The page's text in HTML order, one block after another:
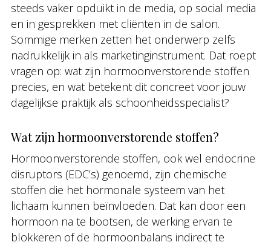
steeds vaker opduikt in de media, op social media
en in gesprekken met cliënten in de salon.
Sommige merken zetten het onderwerp zelfs
nadrukkelijk in als marketinginstrument. Dat roept
vragen op: wat zijn hormoonverstorende stoffen
precies, en wat betekent dit concreet voor jouw
dagelijkse praktijk als schoonheidsspecialist?
Wat zijn hormoonverstorende stoffen?
Hormoonverstorende stoffen, ook wel endocrine
disruptors (EDC’s) genoemd, zijn chemische
stoffen die het hormonale systeem van het
lichaam kunnen beïnvloeden. Dat kan door een
hormoon na te bootsen, de werking ervan te
blokkeren of de hormoonbalans indirect te